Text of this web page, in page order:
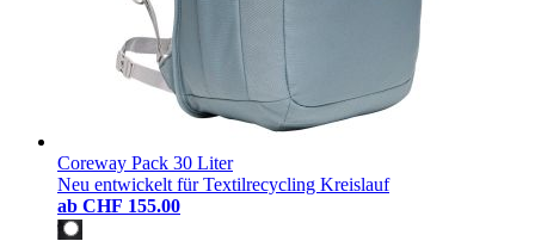
Coreway Pack 30 Liter
Neu entwickelt für Textilrecycling Kreislauf
ab CHF 155.00